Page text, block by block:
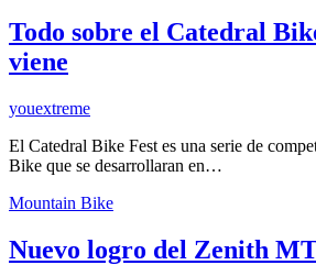
Todo sobre el Catedral
viene
youextreme
El Catedral Bike Fest es una serie de
Bike que se desarrollaran en…
Mountain Bike
Nuevo logro del Zenith